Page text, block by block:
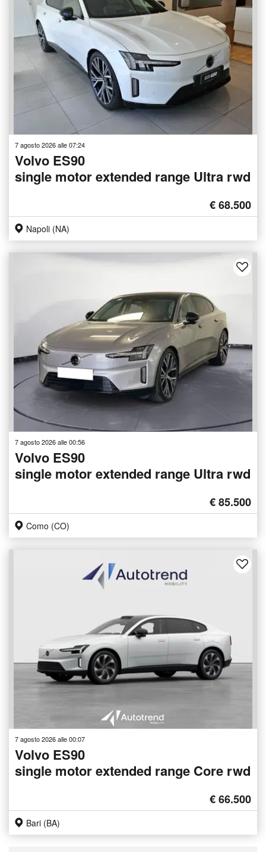
7 agosto 2026 alle 07:24
Volvo ES90
single motor extended range Ultra rwd
€ 68.500
Napoli (NA)
7 agosto 2026 alle 00:56
Volvo ES90
single motor extended range Ultra rwd
€ 85.500
Como (CO)
7 agosto 2026 alle 00:07
Volvo ES90
single motor extended range Core rwd
€ 66.500
Bari (BA)